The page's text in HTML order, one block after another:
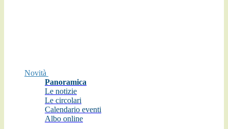
Novità
Panoramica
Le notizie
Le circolari
Calendario eventi
Albo online